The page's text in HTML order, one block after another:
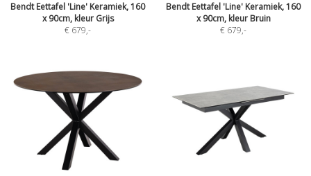
Bendt Eettafel 'Line' Keramiek, 160
x 90cm, kleur Grijs
€ 679,-
Bendt Eettafel 'Line' Keramiek, 160
x 90cm, kleur Bruin
€ 679,-